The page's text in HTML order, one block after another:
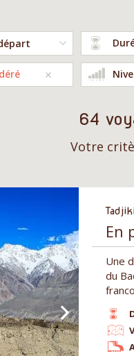
64
Votre
En
Une
du